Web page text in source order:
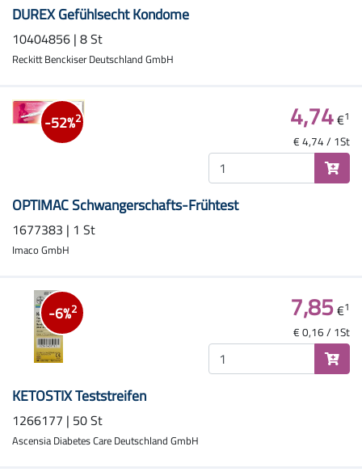
DUREX Gefühlsecht Kondome
10404856 | 8 St
Reckitt Benckiser Deutschland GmbH
-52%2
OPTIMAC Schwangerschafts-Frühtest
1677383 | 1 St
Imaco GmbH
4,74€1
€ 4,74 / 1St
-6%2
KETOSTIX Teststreifen
1266177 | 50 St
Ascensia Diabetes Care Deutschland GmbH
7,85€1
€ 0,16 / 1St